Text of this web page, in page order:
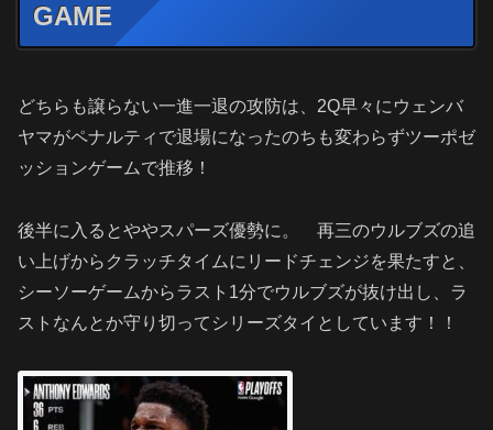
GAME
どちらも譲らない一進一退の攻防は、2Q早々にウェンバ
ヤマがペナルティで退場になったのちも変わらずツーポゼ
ッションゲームで推移！
後半に入るとややスパーズ優勢に。 再三のウルブズの追
い上げからクラッチタイムにリードチェンジを果たすと、
シーソーゲームからラスト1分でウルブズが抜け出し、ラ
ストなんとか守り切ってシリーズタイとしています！！